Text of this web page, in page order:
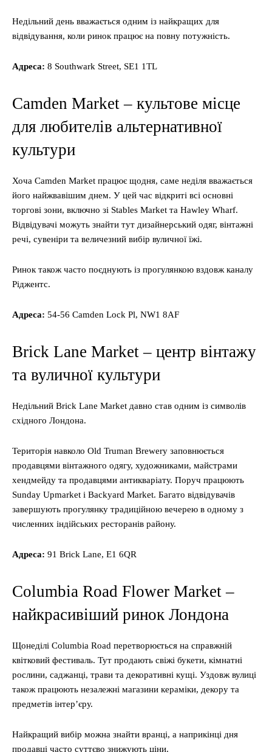
Недільний день вважається одним із найкращих для
відвідування, коли ринок працює на повну потужність.
Адреса: 8 Southwark Street, SE1 1TL
Camden Market – культове місце
для любителів альтернативної
культури
Хоча Camden Market працює щодня, саме неділя вважається
його найжвавішим днем. У цей час відкриті всі основні
торгові зони, включно зі Stables Market та Hawley Wharf.
Відвідувачі можуть знайти тут дизайнерський одяг, вінтажні
речі, сувеніри та величезний вибір вуличної їжі.
Ринок також часто поєднують із прогулянкою вздовж каналу
Ріджентс.
Адреса: 54-56 Camden Lock Pl, NW1 8AF
Brick Lane Market – центр вінтажу
та вуличної культури
Недільний Brick Lane Market давно став одним із символів
східного Лондона.
Територія навколо Old Truman Brewery заповнюється
продавцями вінтажного одягу, художниками, майстрами
хендмейду та продавцями антикваріату. Поруч працюють
Sunday Upmarket і Backyard Market. Багато відвідувачів
завершують прогулянку традиційною вечерею в одному з
численних індійських ресторанів району.
Адреса: 91 Brick Lane, E1 6QR
Columbia Road Flower Market –
найкрасивіший ринок Лондона
Щонеділі Columbia Road перетворюється на справжній
квітковий фестиваль. Тут продають свіжі букети, кімнатні
рослини, саджанці, трави та декоративні кущі. Уздовж вулиці
також працюють незалежні магазини кераміки, декору та
предметів інтер’єру.
Найкращий вибір можна знайти вранці, а наприкінці дня
продавці часто суттєво знижують ціни.